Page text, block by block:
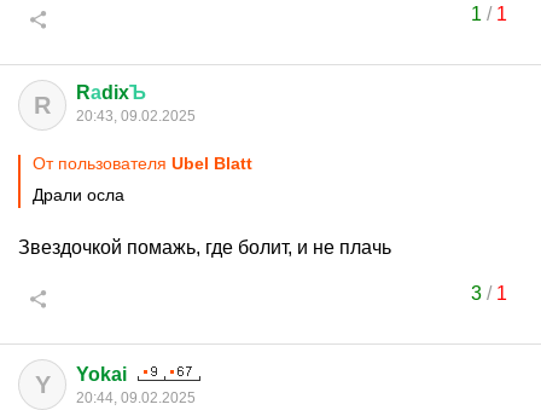
1 / 1
R RаdixЪ
20:43, 09.02.2025
От пользователя Ubel Blatt
Драли осла
Звездочкой помажь, где болит, и не плачь
3/ 1
Y Yokai
20:44, 09.02.2025